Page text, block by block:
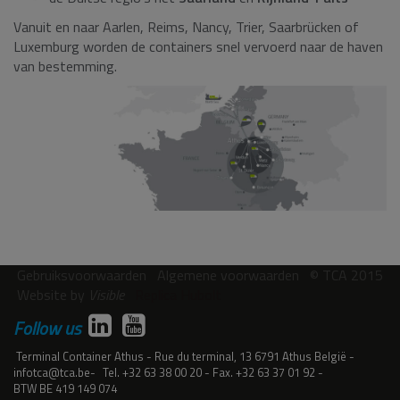
Vanuit en naar Aarlen, Reims, Nancy, Trier, Saarbrücken of
Luxemburg worden de containers snel vervoerd naar de haven
van bestemming.
Follow us
Terminal Container Athus Rue du terminal, 13 6791 Athus België
infotca@tca.be
Tel. +32 63 38 00 20 Fax. +32 63 37 01 92
BTW BE 419 149 074